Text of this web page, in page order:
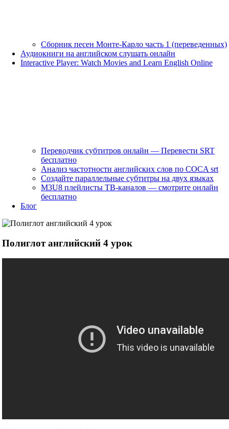
Сборник песен Монте-Карло часть 1 (переведенных)
Аудиокниги на английском слушать онлайн
Interactive Player: Watch Movies and Learn English Online
Переводчик субтитров онлайн — Перевести SRT
бесплатно
Анализ частотности английских слов по COCA srt
Создайте параллельные субтитры на двух языках
M3U8 плейлисты ТВ‑каналов — смотрите онлайн
бесплатно
Блог
Полиглот английский 4 урок